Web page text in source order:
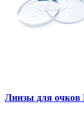
Линзы для очков